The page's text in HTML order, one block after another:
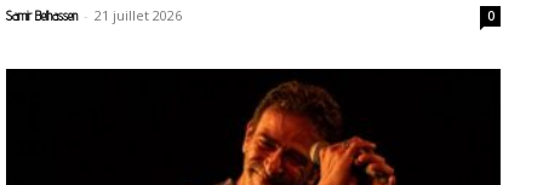
Samir Belhassen - 21 juillet 2026 0